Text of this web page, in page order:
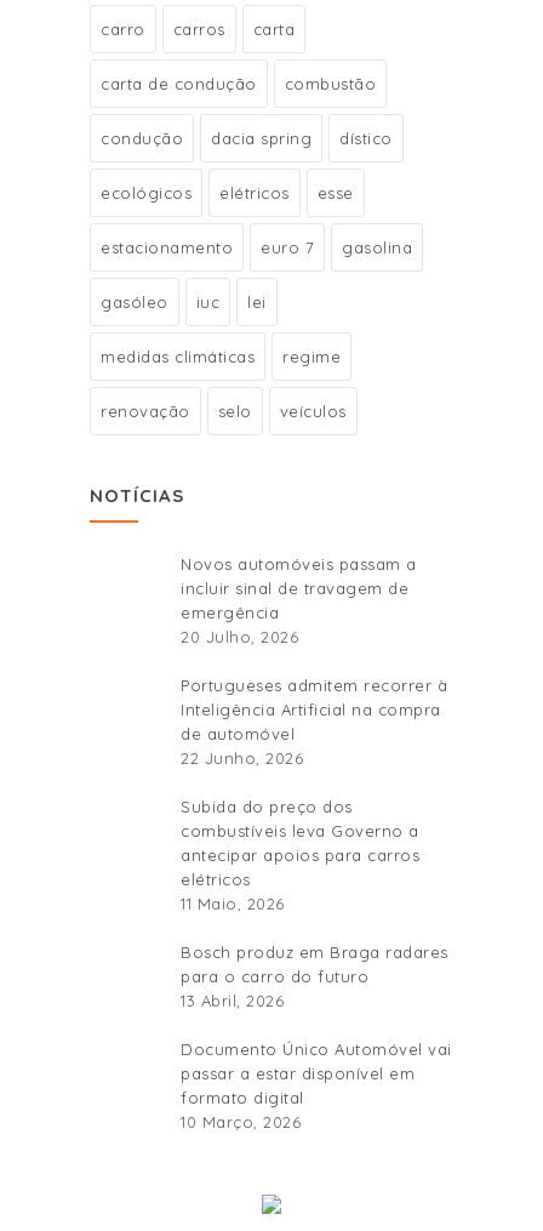
carro carros carta
carta de condução combustão
condução dacia spring dístico
ecológicos elétricos esse
estacionamento euro 7 gasolina
gasóleo iuc lei
medidas climáticas regime
renovação selo veículos
NOTÍCIAS
Novos automóveis passam a
incluir sinal de travagem de
emergência
20 Julho, 2026
Portugueses admitem recorrer à
Inteligência Artificial na compra
de automóvel
22 Junho, 2026
Subida do preço dos
combustíveis leva Governo a
antecipar apoios para carros
elétricos
11 Maio, 2026
Bosch produz em Braga radares
para o carro do futuro
13 Abril, 2026
Documento Único Automóvel vai
passar a estar disponível em
formato digital
10 Março, 2026